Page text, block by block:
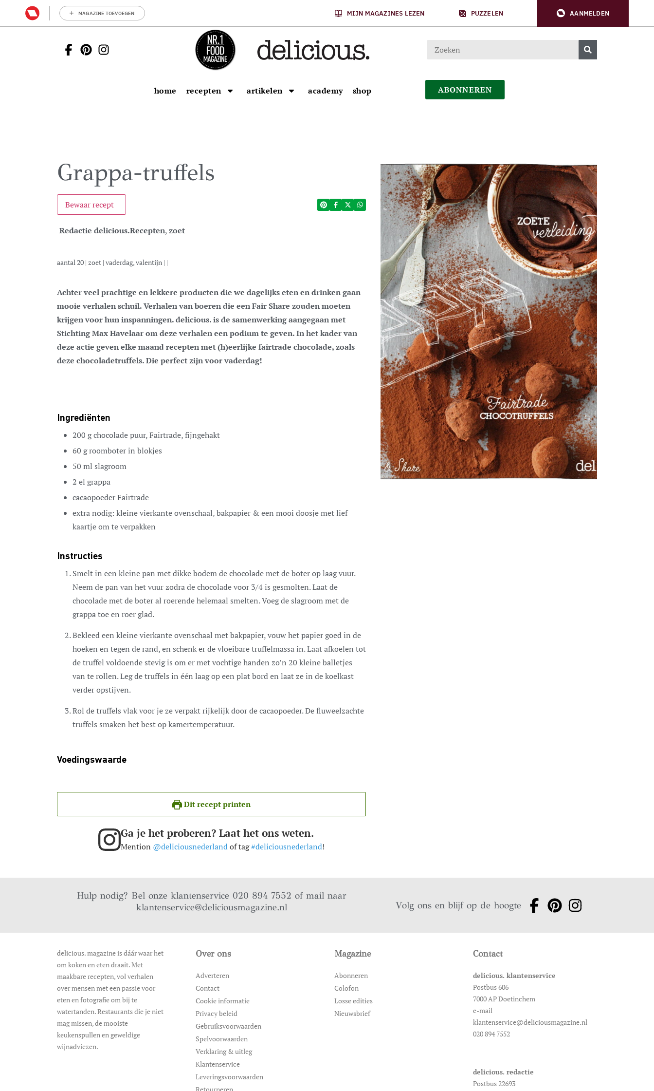
MAGAZINE TOEVOEGEN MIJN MAGAZINES LEZEN PUZZELEN AANMELDEN
home recepten artikelen academy shop ABONNEREN
Grappa-truffels
Bewaar recept
Redactie delicious.Recepten,zoet
aantal20 | zoet | vaderdag, valentijn | |
Achter veel prachtige en lekkere producten die we dagelijks eten en drinken gaan
mooie verhalen schuil. Verhalen van boeren die een Fair Share zouden moeten
krijgen voor hun inspanningen. delicious. is de samenwerking aangegaan met
Stichting Max Havelaar om deze verhalen een podium te geven. In het kader van
deze actie geven elke maand recepten met (h)eerlijke fairtrade chocolade, zoals
deze chocoladetruffels. Die perfect zijn voor vaderdag!
Ingrediënten
200 gchocoladepuur, Fairtrade, fijngehakt
60 groomboterin blokjes
50 ml slagroom
2 el grappa
cacaopoederFairtrade
extra nodig: kleine vierkante ovenschaal, bakpapier & een mooi doosje met lief
kaartje om te verpakken
Instructies
Smelt in een kleine pan met dikke bodem de chocolade met de boter op laag vuur.
Neem de pan van het vuur zodra de chocolade voor 3/4 is gesmolten. Laat de
chocolade met de boter al roerende helemaal smelten. Voeg de slagroom met de
grappa toe en roer glad.
Bekleed een kleine vierkante ovenschaal met bakpapier, vouw het papier goed in de
hoeken en tegen de rand, en schenk er de vloeibare truffelmassa in. Laat afkoelen tot
de truffel voldoende stevig is om er met vochtige handen zo’n 20 kleine balletjes
van te rollen. Leg de truffels in één laag op een plat bord en laat ze in de koelkast
verder opstijven.
Rol de truffels vlak voor je ze verpakt rijkelijk door de cacaopoeder. De fluweelzachte
truffels smaken het best op kamertemperatuur.
Voedingswaarde
Dit recept printen
Ga je het proberen? Laat het ons weten.
Mention @deliciousnederlandof tag#deliciousnederland!
Hulp nodig? Bel onze klantenservice 020 894 7552 of mail naar
klantenservice@deliciousmagazine.nl
Volg ons en blijf op de hoogte
delicious. magazine is dáár waar het
om koken en eten draait. Met
maakbare recepten, vol verhalen
over mensen met een passie voor
eten en fotografie om bij te
watertanden. Restaurants die je niet
mag missen, de mooiste
keukenspullen en geweldige
wijnadviezen.
Over ons
Adverteren
Contact
Cookie informatie
Privacy beleid
Gebruiksvoorwaarden
Spelvoorwaarden
Verklaring & uitleg
Klantenservice
Leveringsvoorwaarden
Magazine
Abonneren
Colofon
Losse edities
Nieuwsbrief
Contact
delicious. klantenservice
Postbus 606
7000 AP Doetinchem
e-mail
klantenservice@deliciousmagazine.nl
020 894 7552
delicious. redactie
Postbus 22693